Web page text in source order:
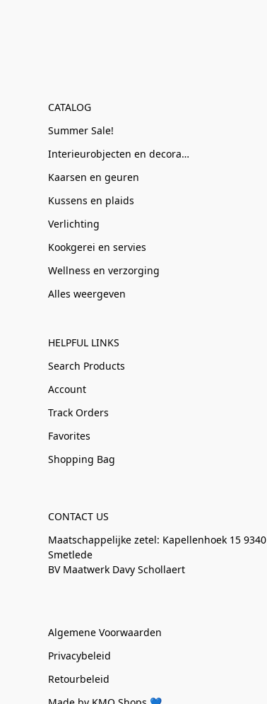
CATALOG
Summer Sale!
Interieurobjecten en decoratie
Kaarsen en geuren
Kussens en plaids
Verlichting
Kookgerei en servies
Wellness en verzorging
Alles weergeven
HELPFUL LINKS
Search Products
Account
Track Orders
Favorites
Shopping Bag
CONTACT US
Maatschappelijke zetel: Kapellenhoek 15 9340
Smetlede
BV Maatwerk Davy Schollaert
Algemene Voorwaarden
Privacybeleid
Retourbeleid